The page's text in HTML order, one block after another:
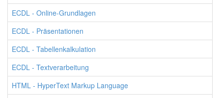
ECDL - Online-Grundlagen
ECDL - Präsentationen
ECDL - Tabellenkalkulation
ECDL - Textverarbeitung
HTML - HyperText Markup Language